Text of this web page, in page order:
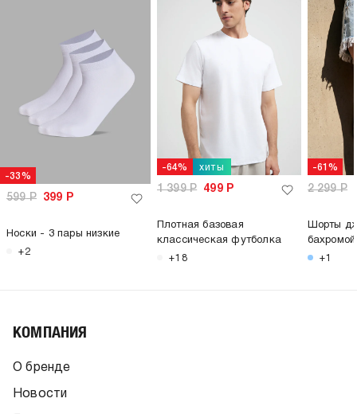
-33%
599Р 399 Р
Носки - 3 пары низкие
+2
-64% хиты
1 399Р 499Р
Плотная базовая
классическая футболка
+18
-61%
2 299Р
Шорты
бахромой
+1
КОМПАНИЯ
О бренде
Новости